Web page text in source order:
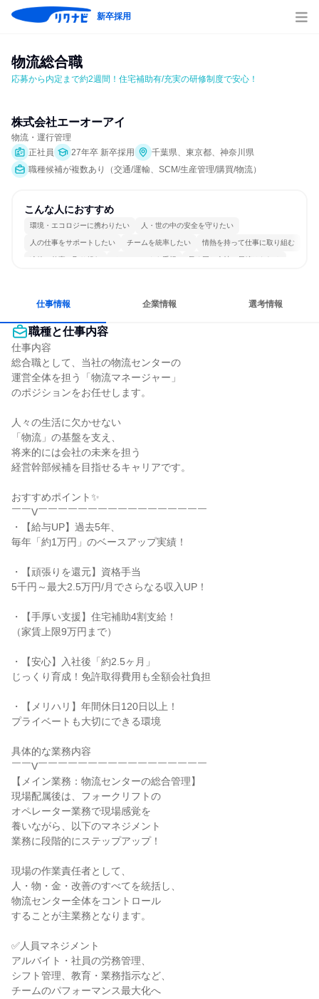
新卒採用
物流総合職
応募から内定まで約2週間！住宅補助有/充実の研修制度で安心！
株式会社エーオーアイ
物流・運行管理
正社員
27年卒 新卒採用
千葉県、東京都、神奈川県
職種候補が複数あり（交通/運輸、SCM/生産管理/購買/物流）
こんな人におすすめ
環境・エコロジーに携わりたい 人・世の中の安全を守りたい
人の仕事をサポートしたい チームを統率したい 情熱を持って仕事に取り組む
冷静に仕事に取り組む チームワークを重視 長く同じ会社に居続けられる
仕事情報 企業情報 選考情報
職種と仕事内容
仕事内容
総合職として、当社の物流センターの
運営全体を担う「物流マネージャー」
のポジションをお任せします。
人々の生活に欠かせない
「物流」の基盤を支え、
将来的には会社の未来を担う
経営幹部候補を目指せるキャリアです。
おすすめポイント✨
￣￣V￣￣￣￣￣￣￣￣￣￣￣￣￣￣￣￣￣
・【給与UP】過去5年、
毎年「約1万円」のベースアップ実績！
・【頑張りを還元】資格手当
5千円～最大2.5万円/月でさらなる収入UP！
・【手厚い支援】住宅補助4割支給！
（家賃上限9万円まで）
・【安心】入社後「約2.5ヶ月」
じっくり育成！免許取得費用も全額会社負担
・【メリハリ】年間休日120日以上！
プライベートも大切にできる環境
具体的な業務内容
￣￣V￣￣￣￣￣￣￣￣￣￣￣￣￣￣￣￣￣
【メイン業務：物流センターの総合管理】
現場配属後は、フォークリフトの
オペレーター業務で現場感覚を
養いながら、以下のマネジメント
業務に段階的にステップアップ！
現場の作業責任者として、
人・物・金・改善のすべてを統括し、
物流センター全体をコントロール
することが主業務となります。
✅人員マネジメント
アルバイト・社員の労務管理、
シフト管理、教育・業務指示など、
チームのパフォーマンス最大化へ